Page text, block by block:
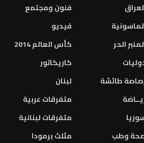
الحر
طائشة
وطب
فنون ومجتمع
فيديو
كأس العالم 2014
كاريكاتور
لبنان
متفرقات عربية
متفرقات لبنانية
مثلث برمودا